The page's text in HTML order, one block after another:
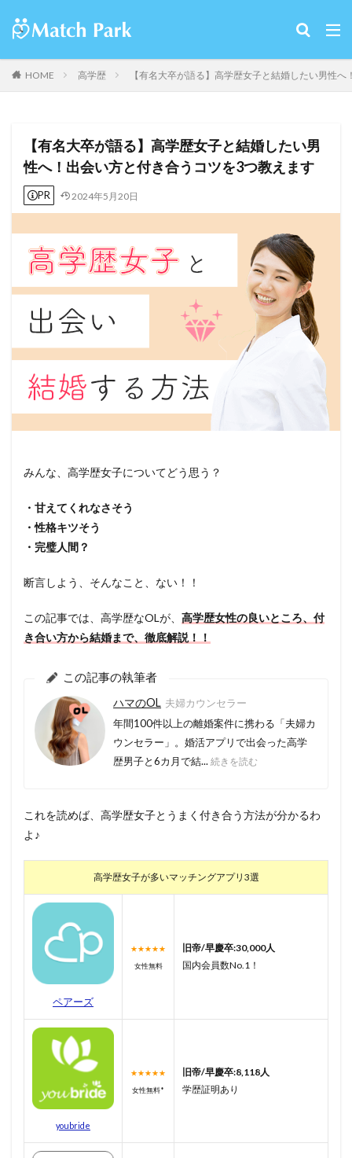
HOME 高学歴 【有名大卒が語る】高学歴女子と結婚したい男性
【有名大卒が語る】高学歴女子と結婚したい男
性へ！出会い方と付き合うコツを3つ教えます
PR 2024年5月20日
みんな、高学歴女子についてどう思う？
・甘えてくれなさそう
・性格キツそう
・完璧人間？
断言しよう、そんなこと、ない！！
この記事では、高学歴なOLが、 高学歴女性の良いところ、付
き合い方から結婚まで、徹底解説！！
この記事の執筆者
ハマのOL 夫婦カウンセラー
年間100件以上の離婚案件に携わる「夫婦カ
ウンセラー」。婚活アプリで出会った高学
歴男子と6カ月で結... 続きを読む
これを読めば、高学歴女子とうまく付き合う方法が分かるわ
よ♪
高学歴女子が多いマッチングアプリ3選
ペアーズ
★★★★★
女性無料
旧帝/早慶卒:30,000人
国内会員数No.1！
youbride
★★★★★
女性無料*
旧帝/早慶卒:8,118人
学歴証明あり